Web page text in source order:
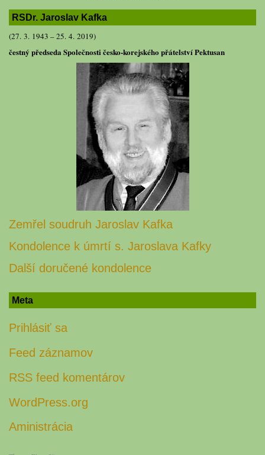
RSDr. Jaroslav Kafka
(27. 3. 1943 – 25. 4. 2019)
čestný předseda Společnosti česko-korejského přátelství Pektusan
Zemřel soudruh Jaroslav Kafka
Kondolence k úmrtí s. Jaroslava Kafky
Další doručené kondolence
Meta
Prihlásiť sa
Feed záznamov
RSS feed komentárov
WordPress.org
Aministrácia